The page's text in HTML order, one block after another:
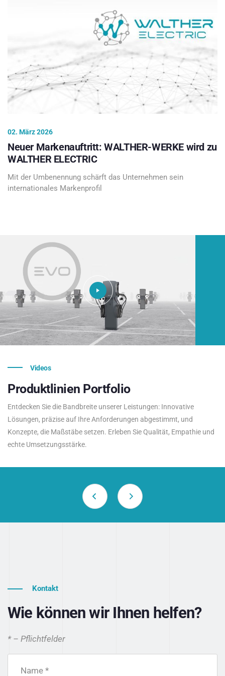
02. März 2026
Neuer Markenauftritt: WALTHER-WERKE wird zu
WALTHER ELECTRIC
Mit der Umbenennung schärft das Unternehmen sein
internationales Markenprofil
Videos
Produktlinien Portfolio
Entdecken Sie die Bandbreite unserer Leistungen: Innovative
Lösungen, präzise auf Ihre Anforderungen abgestimmt, und
Konzepte, die Maßstäbe setzen. Erleben Sie Qualität, Empathie und
echte Umsetzungsstärke.
Kontakt
Wie können wir Ihnen helfen?
* – Pflichtfelder
Name *